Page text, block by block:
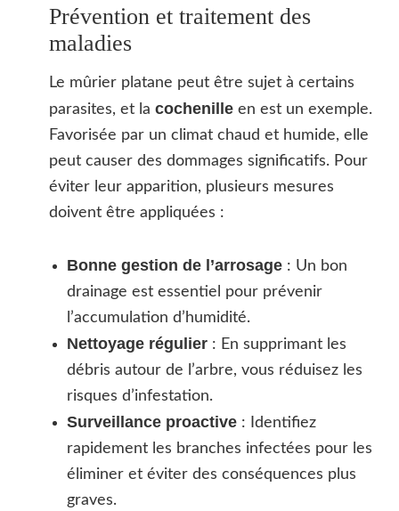
Prévention et traitement des
maladies
Le mûrier platane peut être sujet à certains
parasites, et la cochenille en est un exemple.
Favorisée par un climat chaud et humide, elle
peut causer des dommages significatifs. Pour
éviter leur apparition, plusieurs mesures
doivent être appliquées :
Bonne gestion de l’arrosage : Un bon
drainage est essentiel pour prévenir
l’accumulation d’humidité.
Nettoyage régulier : En supprimant les
débris autour de l’arbre, vous réduisez les
risques d’infestation.
Surveillance proactive : Identifiez
rapidement les branches infectées pour les
éliminer et éviter des conséquences plus
graves.